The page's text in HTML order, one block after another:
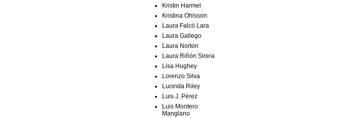
Kristin Harmel
Kristina Ohlsson
Laura Falcó Lara
Laura Gallego
Laura Norton
Laura Riñón Sirera
Lisa Hughey
Lorenzo Silva
Lucinda Riley
Luis J. Pérez
Luis Montero
Manglano